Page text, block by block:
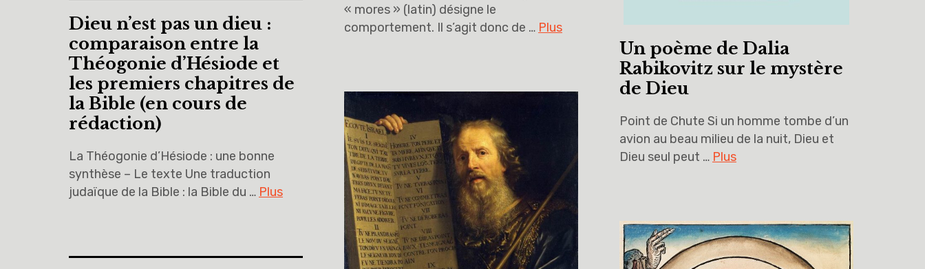
« mores » (latin) désigne le
comportement. Il s’agit donc de … Plus
Un poème de Dalia
Rabikovitz sur le mystère
de Dieu
Point de Chute Si un homme tombe d’un
avion au beau milieu de la nuit, Dieu et
Dieu seul peut … Plus
Dieu n’est pas un dieu :
comparaison entre la
Théogonie d’Hésiode et
les premiers chapitres de
la Bible (en cours de
rédaction)
La Théogonie d’Hésiode : une bonne
synthèse – Le texte Une traduction
judaïque de la Bible : la Bible du … Plus